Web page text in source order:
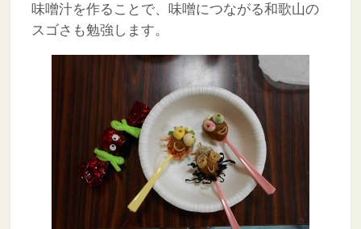
味噌汁を作ることで、味噌につながる和歌山の
スゴさも勉強します。